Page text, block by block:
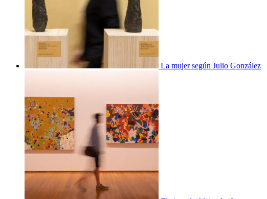
La mujer según Julio González